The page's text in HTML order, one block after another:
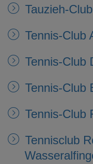
Tauzieh-
Tennis-Club
Tennis-Club
Tennis-Club
Tennis-Club
Tennisclub